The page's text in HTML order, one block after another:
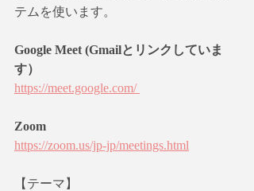
テムを使います。
Google Meet (Gmailとリンクしていま
す）
https://meet.google.com/
Zoom
https://zoom.us/jp-jp/meetings.html
【テーマ】